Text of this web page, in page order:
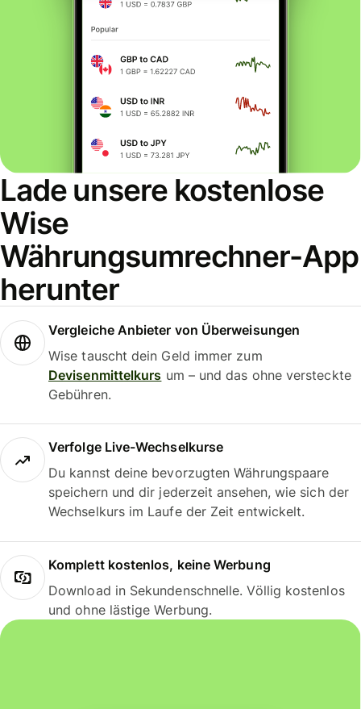
Lade unsere kostenlose
Wise
Währungsumrechner-App
herunter
Vergleiche Anbieter von Überweisungen
Wise tauscht dein Geld immer zum
Devisenmittelkurs um – und das ohne versteckte
Gebühren.
Verfolge Live-Wechselkurse
Du kannst deine bevorzugten Währungspaare
speichern und dir jederzeit ansehen, wie sich der
Wechselkurs im Laufe der Zeit entwickelt.
Komplett kostenlos, keine Werbung
Download in Sekundenschnelle. Völlig kostenlos
und ohne lästige Werbung.